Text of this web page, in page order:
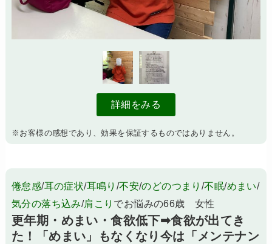
詳細をみる
※お客様の感想であり、効果を保証するものではありません。
倦怠感/耳の症状/耳鳴り /不安/のどのつまり /不眠/めまい/
気分の落ち込み/肩こり でお悩みの66歳 女性
更年期・めまい・食欲低下➡食欲が出てき
た！「めまい」もなくなり今は「メンテナン